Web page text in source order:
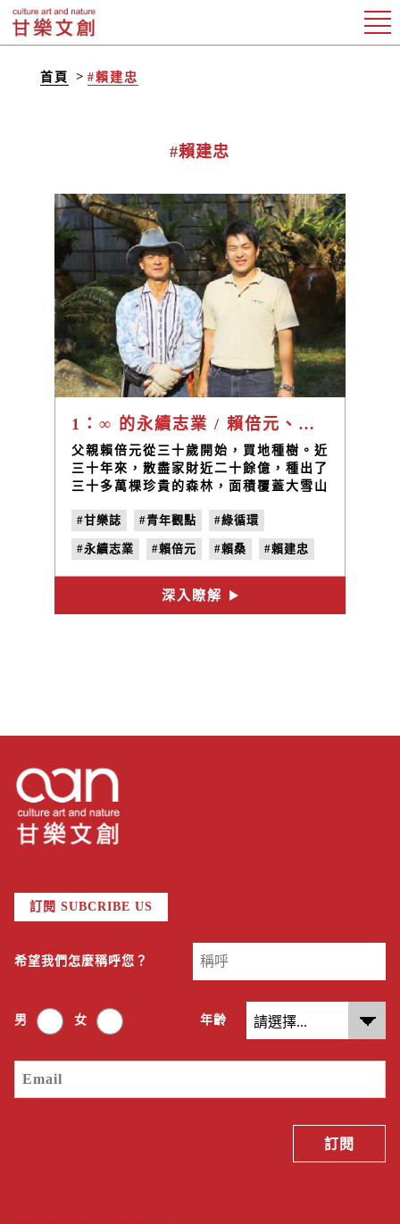
首頁 #賴建忠
#賴建忠
1：∞ 的永續志業 / 賴倍元、賴建忠父子檔
父親賴倍元從三十歲開始，買地種樹。近
三十年來，散盡家財近二十餘億，種出了
三十多萬棵珍貴的森林，面積覆蓋大雪山
的信念， 秉持著以小樹養大樹的「綠循
環」 概念，在林場兼植咖啡樹，再將咖
啡營收所得的百分之九十五做為種樹之
用，讓每一筆收入，成為林場裡無限的延
#甘樂誌 #青年觀點 #綠循環
#永續志業 #賴倍元 #賴桑 #賴建忠
#你喝咖啡，我種樹！ #雲道咖啡館
#no.21 #單位的計量
深入瞭解
訂閱 SUBCRIBE US
希望我們怎麼稱呼您？
男 女 年齡